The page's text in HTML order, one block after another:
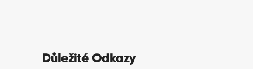
Důležité Odkazy